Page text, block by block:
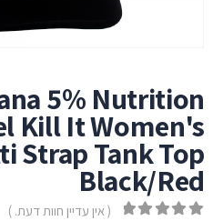
5% Nutrition
Kill It Women's
Strap Tank Top
Black/Red
( אין עדיין חוות דעת. )